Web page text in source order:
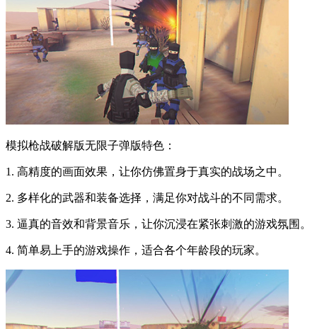
模拟枪战破解版无限子弹版特色：
1. 高精度的画面效果，让你仿佛置身于真实的战场之中。
2. 多样化的武器和装备选择，满足你对战斗的不同需求。
3. 逼真的音效和背景音乐，让你沉浸在紧张刺激的游戏氛围。
4. 简单易上手的游戏操作，适合各个年龄段的玩家。